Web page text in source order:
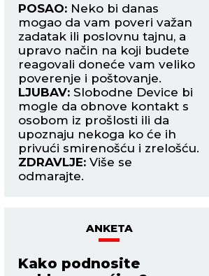
POSAO: Neko bi danas
mogao da vam poveri važan
zadatak ili poslovnu tajnu, a
upravo način na koji budete
reagovali doneće vam veliko
poverenje i poštovanje.
LJUBAV: Slobodne Device bi
mogle da obnove kontakt s
osobom iz prošlosti ili da
upoznaju nekoga ko će ih
privući smirenošću i zrelošću.
ZDRAVLJE: Više se
odmarajte.
ANKETA
Kako podnosite